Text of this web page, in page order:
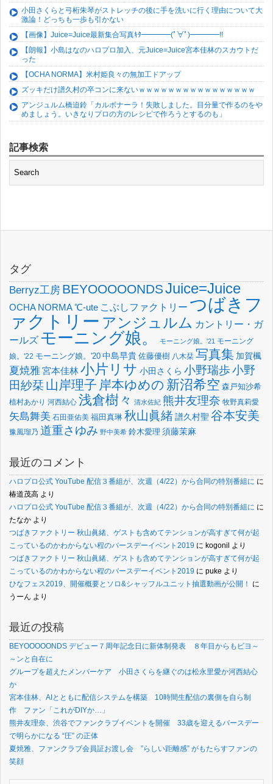
小田さくらと弓桁朱琴がストレッチの後に手を洗いに行く理由について大
激論！どっちも一歩も引かない
【画像】Juice=Juice最新集合写真ｷﾀ━━━━(ﾟ∀ﾟ)━━━━!!
【朗報】小島はなのハロプロ加入、元Juice=Juice宮本佳林のスカウトだ
った
【OCHA NORMA】米村姫良々の無加工ドアップ
ズッキだけ譜久村の卒コンに来ないｗｗｗｗｗｗｗｗｗｗｗｗｗｗｗｗ
アンジュルム橋迫鈴「カルボナーラ！失敗しました。目分量で作るのをや
めましょう。いきなりプロの方のレシピで作ろうとするのも」
記事検索
タグ
Berryz工房 BEYOOOOONDSJuice=Juice
OCHA NORMA℃-ute こぶしファクトリー つばきフ
ァクトリー アンジュルム カントリー・ガ
ールズ モーニング娘。 モーニング娘。'21 モーニング
娘。'22 モーニング娘。'20 中島早貴 佐藤優樹 八木栞 写真集 加賀楓
夏焼雅宮本佳林小片リサ 小田さくら 小野瑞歩小野
田紗栞 山岸理子 岸本ゆめの 新沼希空 森戸知沙希
植村あかり 河西結心 浅倉樹々 清水佐紀 熊井友理奈 牧野真莉愛
矢島舞美 石田亜佑美 福田真琳 秋山眞緒譜久村聖 谷本安美
豫風瑠乃 道重さゆみ 野中美希 鈴木愛理 須藤茉麻
最近のコメント
ハロプロ公式 YouTube 配信３番組が、次週（4/22）から合同の特別番組に に
椿道茂高 より
ハロプロ公式 YouTube 配信３番組が、次週（4/22）から合同の特別番組に に
たなか より
つばきファクトリー 秋山眞緒、ゲストも含めてテンションが高すぎて何が起
こっているのかわからない程のバースデーイベント2019 に kogonil より
つばきファクトリー 秋山眞緒、ゲストも含めてテンションが高すぎて何が起
こっているのかわからない程のバースデーイベント2019 に puke より
ひなフェス2019、開催概要とソロ&シャッフルユニット抽選動画が公開！
に
うーん より
最近の投稿
BEYOOOOONDS デビュー７周年記念日に新体制発表 ８年目からもビヨ～
～ンと自在に
グループを超えたメンバーケア 小田さくらを継ぐのは松永里愛か河西結心
か
宮本佳林、AIとともに配信システムを構築 10時間生配信の裏側を自ら制
作 ファン「これがDIYか…」
熊井友理奈、渋谷でファンクラブイベントを開催 33歳を迎えるバースデー
で明らかになる “圧” の正体
夏焼雅、ファンクラブ会員証お渡し会 ”らしい距離感” がもたらすファンの
笑顔